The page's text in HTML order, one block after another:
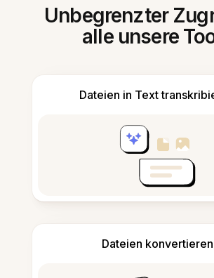
Unbegrenzter
alle unsere
Dateien in Text
Dateien konvertieren